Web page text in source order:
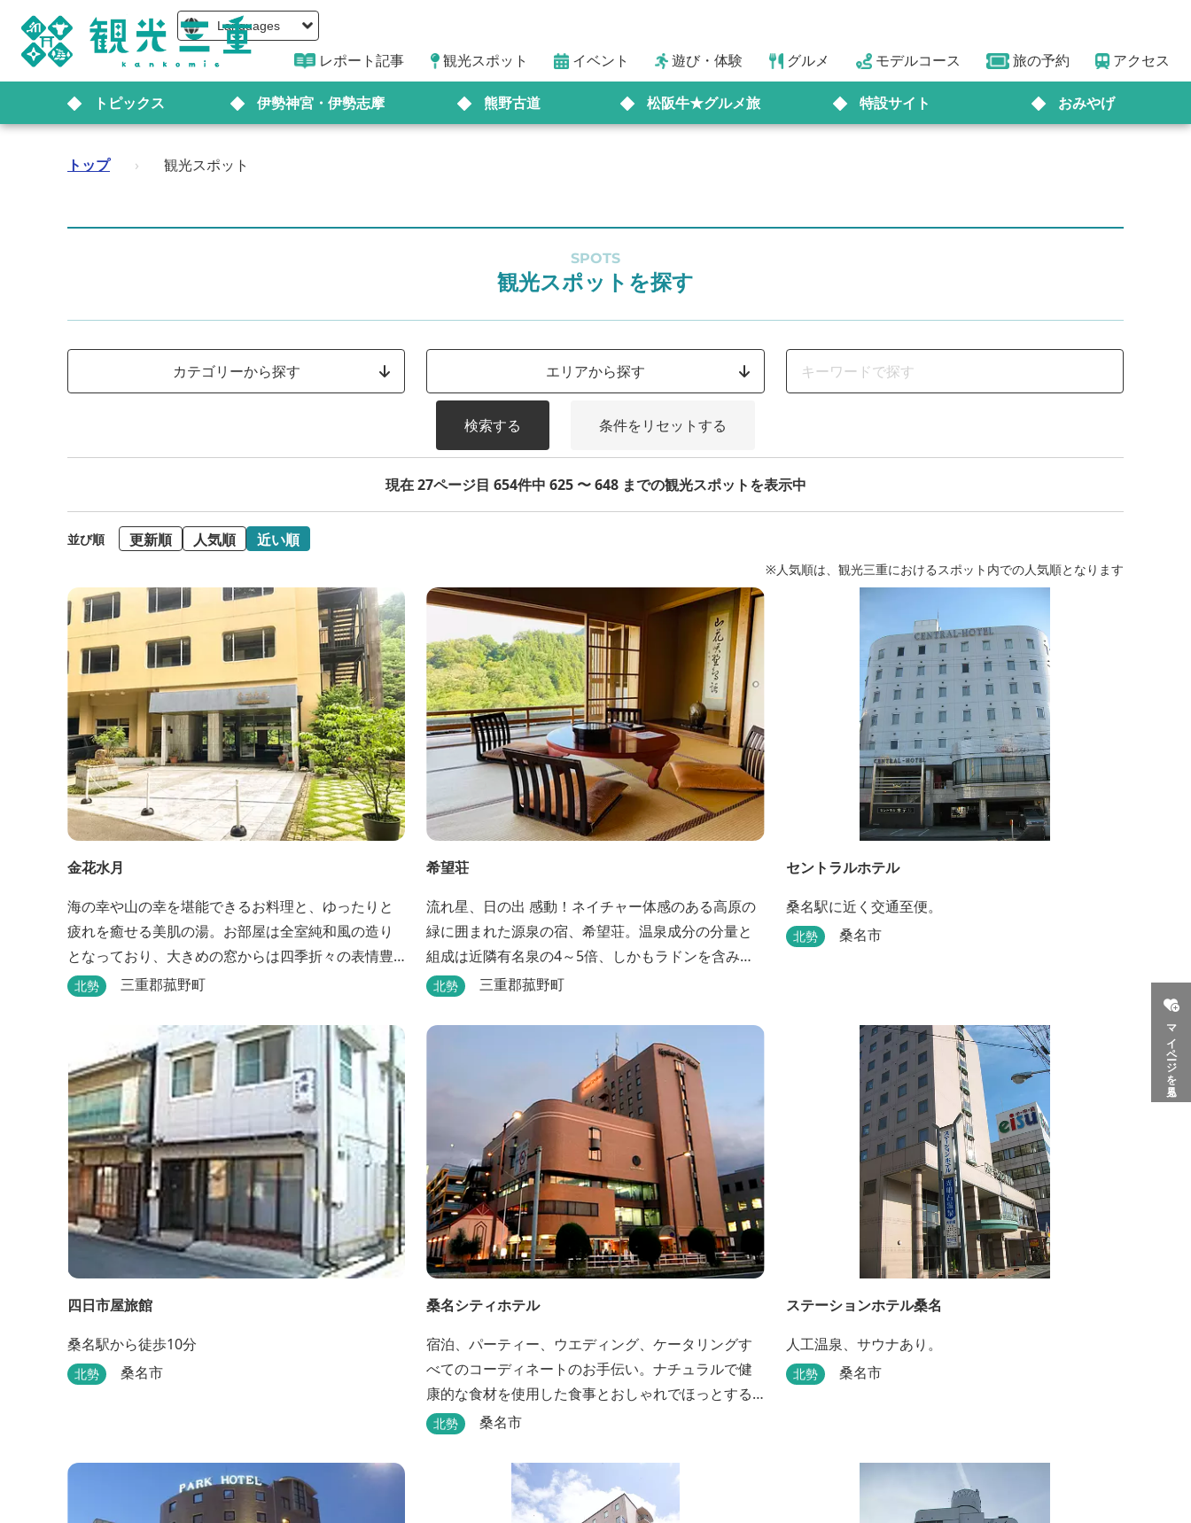
Languages
レポート記事 観光スポット イベント 遊び・体験 グルメ モデルコース 旅の予約 アクセス
トピックス 伊勢神宮・伊勢志摩 熊野古道 松阪牛★グルメ旅 特設サイト おみやげ
マイページを見る
トップ › 観光スポット
SPOTS
観光スポットを探す
カテゴリーから探す エリアから探す
検索する 条件をリセットする
現在 27ページ目 654件中 625 〜 648 までの観光スポットを表示中
並び順 更新順 人気順 近い順
※人気順は、観光三重におけるスポット内での人気順となります
金花水月
海の幸や山の幸を堪能できるお料理と、ゆったりと
疲れを癒せる美肌の湯。お部屋は全室純和風の造り
となっており、大きめの窓からは四季折々の表情豊
かな御在所の景色をお楽しみ頂けます。
北勢 三重郡菰野町
希望荘
流れ星、日の出 感動！ネイチャー体感のある高原の
緑に囲まれた源泉の宿、希望荘。温泉成分の分量と
組成は近隣有名泉の4～5倍、しかもラドンを含み療
養泉としての適応症は抜群です。明日の健康に、ご
さい。 熱気浴ラドンの泉も新たにオープン！ぜひご
北勢 三重郡菰野町
セントラルホテル
桑名駅に近く交通至便。
北勢 桑名市
四日市屋旅館
桑名駅から徒歩10分
北勢 桑名市
桑名シティホテル
宿泊、パーティー、ウエディング、ケータリングす
べてのコーディネートのお手伝い。ナチュラルで健
康的な食材を使用した食事とおしゃれでほっとする
空間の中、あたたかいサービスでおもてなしいたし
北勢 桑名市
ステーションホテル桑名
人工温泉、サウナあり。
北勢 桑名市